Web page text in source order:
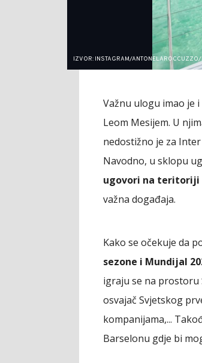
IZVOR: INSTAGRAM/ANTONELAROCCUZZO/
Važnu ulogu imao je
Leom Mesijem. U
nedostižno je za
Navodno, u sklopu
ugovori na teritoriji
važna događaja.
Kako se očekuje da
sezone i Mundijal
igraju se na prostoru
osvajač Svjetskog
kompanijama,...
Barselonu gdje bi